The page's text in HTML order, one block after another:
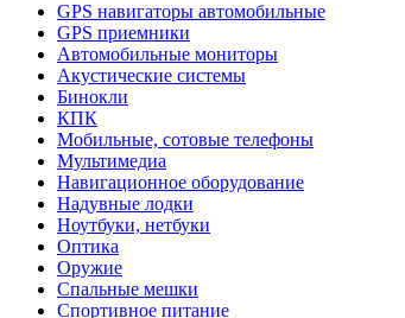
GPS навигаторы автомобильные
GPS приемники
Автомобильные мониторы
Акустические системы
Бинокли
КПК
Мобильные, сотовые телефоны
Мультимедиа
Навигационное оборудование
Надувные лодки
Ноутбуки, нетбуки
Оптика
Оружие
Спальные мешки
Спортивное питание